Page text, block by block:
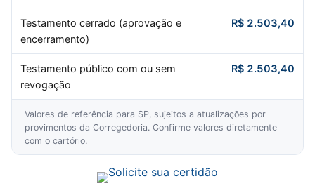
Testamento cerrado (aprovação e
encerramento)
R$ 2.503,40
Testamento público com ou sem
revogação
R$ 2.503,40
Valores de referência para SP, sujeitos a atualizações por
provimentos da Corregedoria. Confirme valores diretamente
com o cartório.